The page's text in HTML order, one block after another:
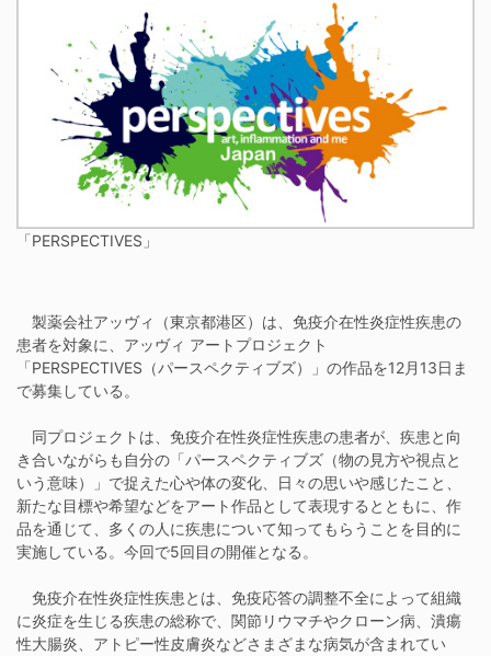
「PERSPECTIVES」
製薬会社アッヴィ（東京都港区）は、免疫介在性炎症性疾患の
患者を対象に、アッヴィ アートプロジェクト
「PERSPECTIVES（パースペクティブズ）」の作品を12月13日ま
で募集している。
同プロジェクトは、免疫介在性炎症性疾患の患者が、疾患と向
き合いながらも自分の「パースペクティブズ（物の見方や視点と
いう意味）」で捉えた心や体の変化、日々の思いや感じたこと、
新たな目標や希望などをアート作品として表現するとともに、作
品を通じて、多くの人に疾患について知ってもらうことを目的に
実施している。今回で5回目の開催となる。
免疫介在性炎症性疾患とは、免疫応答の調整不全によって組織
に炎症を生じる疾患の総称で、関節リウマチやクローン病、潰瘍
性大腸炎、アトピー性皮膚炎などさまざまな病気が含まれてい